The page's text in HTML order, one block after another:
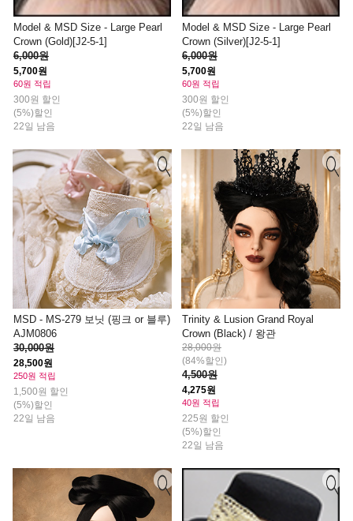
Model & MSD Size - Large Pearl
Crown (Gold)[J2-5-1]
6,000원
5,700원
60원 적립
300원 할인
(5%)할인
22일 남음
Model & MSD Size - Large Pearl
Crown (Silver)[J2-5-1]
6,000원
5,700원
60원 적립
300원 할인
(5%)할인
22일 남음
MSD - MS-279 보닛 (핑크 or 블루)
AJM0806
30,000원
28,500원
250원 적립
1,500원 할인
(5%)할인
22일 남음
Trinity & Lusion Grand Royal
Crown (Black) / 왕관
28,000원
(84%할인)
4,500원
4,275원
40원 적립
225원 할인
(5%)할인
22일 남음